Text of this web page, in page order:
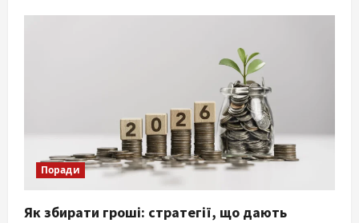
році
Поради
Як збирати гроші: стратегії, що дають